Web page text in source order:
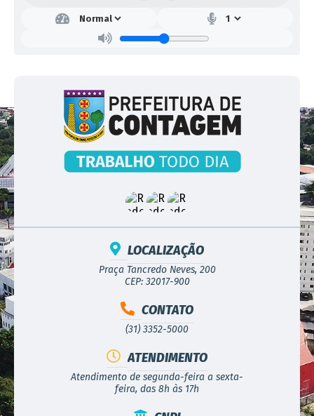
LOCALIZAÇÃO
Praça Tancredo Neves, 200
CEP: 32017-900
CONTATO
(31) 3352-5000
ATENDIMENTO
Atendimento de segunda-feira a sexta-
feira, das 8h às 17h